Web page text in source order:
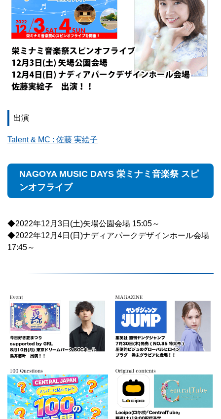
出演
Talent & MC : 佐藤 実絵子
NAGOYA MUSIC DAYS 栄ミナミ音楽祭 スピ
ンオフライブ
◆2022年12月3日(土)矢場公園会場 15:05～
◆2022年12月4日(日)ナディアパークデザインホール会場
17:45～